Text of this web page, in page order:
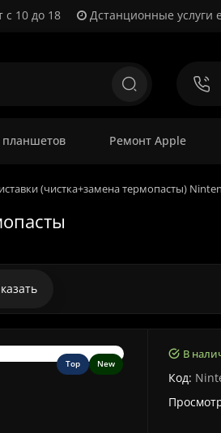
10 до 18 Дстанционные услуги
Ремонт Apple
(чистка+замена термопасты)
Top New
В
Код: